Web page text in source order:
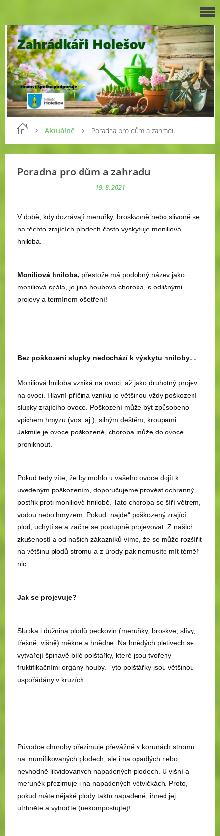
Aktuálně Poradna pro dům a zahradu
Poradna pro dům a zahradu
19. 8. 2021
V době, kdy dozrávají meruňky, broskvoně nebo slivoně se
na těchto zrajících plodech často vyskytuje moniliová
hniloba.
Moniliová hniloba, přestože má podobný název jako
moniliová spála, je jiná houbová choroba, s odlišnými
projevy a termínem ošetření!
Bez poškození slupky nedochází k výskytu hniloby…
Moniliová hniloba vzniká na ovoci, až jako druhotný projev
na ovoci. Hlavní příčina vzniku je většinou vždy poškození
slupky zrajícího ovoce. Poškození může být způsobeno
vpichem hmyzu (vos, aj.), silným deštěm, kroupami.
Jakmile je ovoce poškozené, choroba může do ovoce
proniknout.
Pokud tedy víte, že by mohlo u vašeho ovoce dojít k
uvedeným poškozením, doporučujeme provést ochranný
postřik proti moniliové hnilobě. Tato choroba se šíří větrem,
vodou nebo hmyzem. Pokud „najde“ poškozený zrající
plod, uchytí se a začne se postupně projevovat. Z našich
zkušeností a od našich zákazníků víme, že se může rozšířit
na většinu plodů stromu a z úrody pak nemusíte mít téměř
nic.
Jak se projevuje?
Slupka i dužnina plodů peckovin (meruňky, broskve, slívy,
třešně, višně) měkne a hnědne. Na hnědých pletivech se
vytvářejí špinavě bílé polštářky, které jsou tvořeny
fruktifikačními orgány houby. Tyto polštářky jsou většinou
uspořádány v kruzích.
Původce choroby přezimuje převážně v korunách stromů
na mumifikovaných plodech, ale i na opadlých nebo
nevhodně likvidovaných napadených plodech. U višní a
meruněk přezimuje i na napadených větvičkách. Proto,
pokud máte nějaké plody takto napadené, ihned jej
utrhněte a vyhoďte (nekompostujte)!